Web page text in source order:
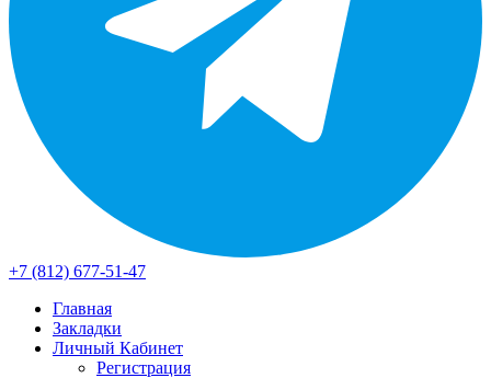
+7 (812) 677-51-47
Главная
Закладки
Личный Кабинет
Регистрация